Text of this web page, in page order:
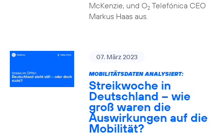
McKenzie, und O2Telefónica CEO
Markus Haas aus.
07. März 2023
MOBILITÄTSDATEN ANALYSIERT:
Streikwoche in
Deutschland – wie
groß waren die
Auswirkungen auf die
Mobilität?